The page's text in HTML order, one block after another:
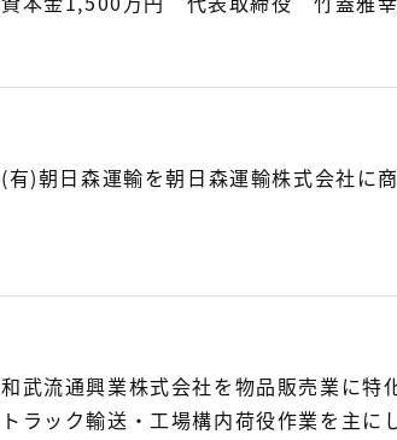
(有)朝日森運輸を朝日森運輸株式会社に
和武流通興業株式会社を物品販売業に
トラック輸送・工場構内荷役作業を主に